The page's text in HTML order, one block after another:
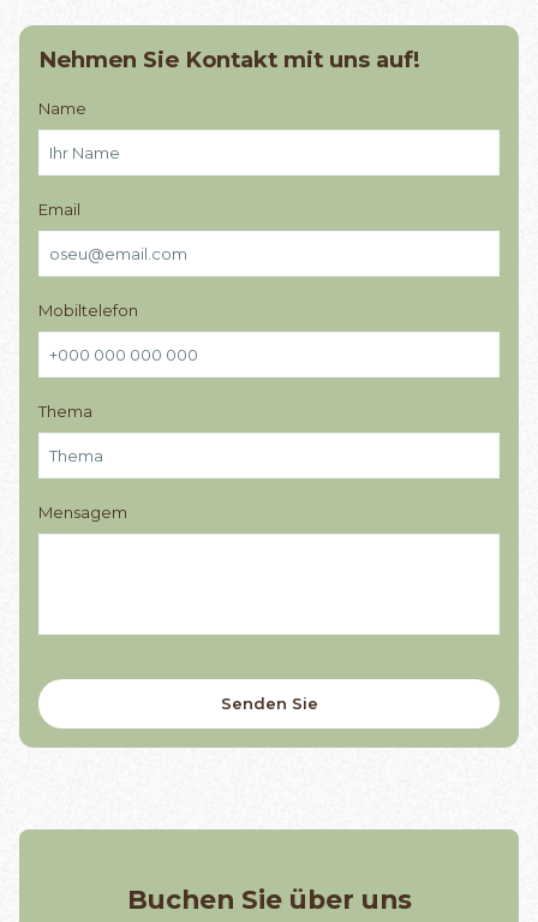
Nehmen Sie Kontakt mit uns auf!
Name
Email
Mobiltelefon
Thema
Mensagem
Buchen Sie über uns